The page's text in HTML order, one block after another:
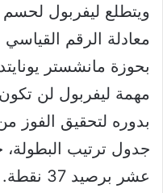
ويتطلع ليفربول
معادلة الرقم
مهمة ليفربول لن
بدوره لتحقيق
جدول ترتيب
عشر برصيد 37 نقطة.